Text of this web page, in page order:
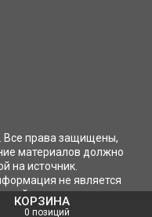
КОРЗИНА
0 позиций
Все права защищены,
материалов должно
на источник.
не является